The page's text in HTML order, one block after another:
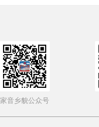
家音乡貌公众号